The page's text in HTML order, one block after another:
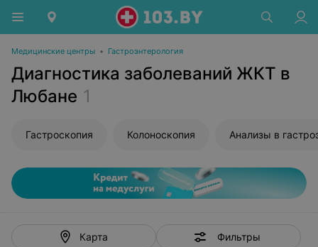
Медицинские центры • Гастроэнтерология
Диагностика заболеваний ЖКТ в
Любане 1
Гастроскопия Колоноскопия Анализы в
Карта Фильтры